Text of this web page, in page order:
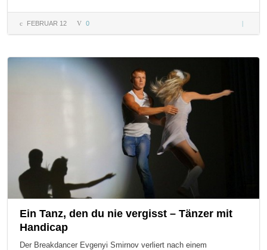
FEBRUAR 12 0
ein
Ein Tanz, den du nie vergisst – Tänzer mit
Handicap
Der Breakdancer Evgenyi Smirnov verliert nach einem